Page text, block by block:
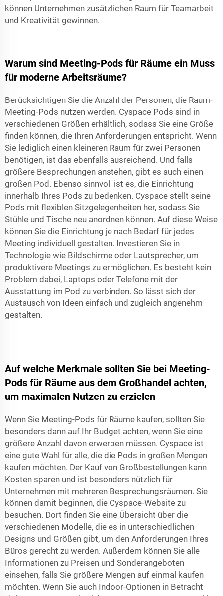
können Unternehmen zusätzlichen Raum für Teamarbeit
und Kreativität gewinnen.
Warum sind Meeting-Pods für Räume ein Muss
für moderne Arbeitsräume?
Berücksichtigen Sie die Anzahl der Personen, die Raum-
Meeting-Pods nutzen werden. Cyspace Pods sind in
verschiedenen Größen erhältlich, sodass Sie eine Größe
finden können, die Ihren Anforderungen entspricht. Wenn
Sie lediglich einen kleineren Raum für zwei Personen
benötigen, ist das ebenfalls ausreichend. Und falls
größere Besprechungen anstehen, gibt es auch einen
großen Pod. Ebenso sinnvoll ist es, die Einrichtung
innerhalb Ihres Pods zu bedenken. Cyspace stellt seine
Pods mit flexiblen Sitzgelegenheiten her, sodass Sie
Stühle und Tische neu anordnen können. Auf diese Weise
können Sie die Einrichtung je nach Bedarf für jedes
Meeting individuell gestalten. Investieren Sie in
Technologie wie Bildschirme oder Lautsprecher, um
produktivere Meetings zu ermöglichen. Es besteht kein
Problem dabei, Laptops oder Telefone mit der
Ausstattung im Pod zu verbinden. So lässt sich der
Austausch von Ideen einfach und zugleich angenehm
gestalten.
Auf welche Merkmale sollten Sie bei Meeting-
Pods für Räume aus dem Großhandel achten,
um maximalen Nutzen zu erzielen
Wenn Sie Meeting-Pods für Räume kaufen, sollten Sie
besonders dann auf Ihr Budget achten, wenn Sie eine
größere Anzahl davon erwerben müssen. Cyspace ist
eine gute Wahl für alle, die die Pods in großen Mengen
kaufen möchten. Der Kauf von Großbestellungen kann
Kosten sparen und ist besonders nützlich für
Unternehmen mit mehreren Besprechungsräumen. Sie
können damit beginnen, die Cyspace-Website zu
besuchen. Dort finden Sie eine Übersicht über die
verschiedenen Modelle, die es in unterschiedlichen
Designs und Größen gibt, um den Anforderungen Ihres
Büros gerecht zu werden. Außerdem können Sie alle
Informationen zu Preisen und Sonderangeboten
einsehen, falls Sie größere Mengen auf einmal kaufen
möchten. Wenn Sie auch Indoor-Optionen in Betracht